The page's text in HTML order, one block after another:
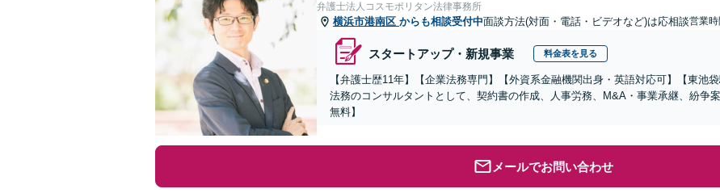
弁護士法人コスモポリタン法律事務所
横浜市港南区 からも相談受付中面談方法(対面・電話・ビデオなど)は応相談営業時
スタートアップ・新規事業 料金表を見る
【弁護士歴11年】【企業法務専門】【外資系金融機関出身・英語対応可】【東池
法務のコンサルタントとして、契約書の作成、人事労務、M&A・事業承継、紛争
無料】
メールでお問い合わせ